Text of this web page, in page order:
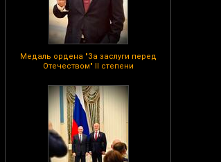
Медаль ордена "За заслуги перед
Отечеством" II степени